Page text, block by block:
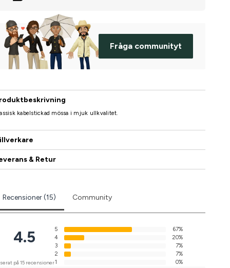
Fråga communityt
kabelstickad mössa i mjuk ullkvalitet.
& Retur
Recensioner (15) Community
4.5
på 15 recensioner
5
67%
4
20%
3
7%
2
7%
1
0%